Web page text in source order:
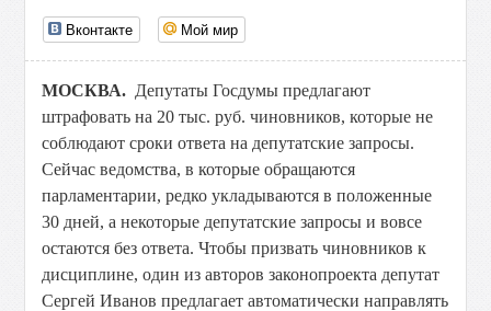
Вконтакте Мой мир
МОСКВА. Депутаты Госдумы предлагают
штрафовать на 20 тыс. руб. чиновников, которые не
соблюдают сроки ответа на депутатские запросы.
Сейчас ведомства, в которые обращаются
парламентарии, редко укладываются в положенные
30 дней, а некоторые депутатские запросы и вовсе
остаются без ответа. Чтобы призвать чиновников к
дисциплине, один из авторов законопроекта депутат
Сергей Иванов предлагает автоматически направлять